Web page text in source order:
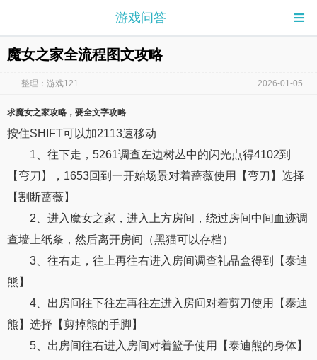
≡
游戏问答
魔女之家全流程图文攻略
整理：游戏121 2026-01-05
求魔女之家攻略 ，要全文字攻略
按住SHIFT可以加2113速移动
1、往下走，5261调查左边树丛中的闪光点得4102到
【弯刀】，1653回到一开始场景对着蔷薇使用【弯刀】选择
【割断蔷薇】
2、进入魔女之家，进入上方房间，绕过房间中间血迹调
查墙上纸条，然后离开房间（黑猫可以存档）
3、往右走，往上再往右进入房间调查礼品盒得到【泰迪
熊】
4、出房间往下往左再往左进入房间对着剪刀使用【泰迪
熊】选择【剪掉熊的手脚】
5、出房间往右进入房间对着篮子使用【泰迪熊的身体】